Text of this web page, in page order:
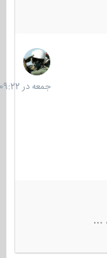
جمعه
در
09:22